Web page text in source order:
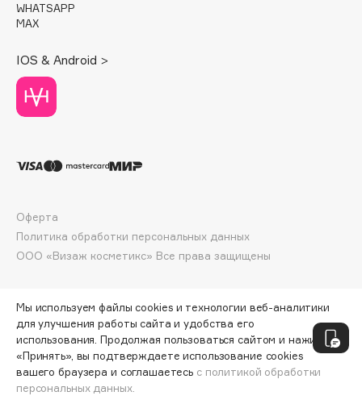
Darphin
Davines
Dior
Divage
Dolomit
Dr. Vranjes Firenze
Dr.Althea
DSD de Luxe
Dyson
ДОБАВИТЬ В КОРЗИНУ
WHATSAPP
MAX
IOS & Android >
ООО «Визаж косметикс» Все права защищены
Оферта
Политика обработки персональных данных
Мы используем файлы cookies и технологии веб-аналитики
для улучшения работы сайта и удобства его
использования. Продолжая пользоваться сайтом и нажимая
«Принять», вы подтверждаете использование cookies
вашего браузера и соглашаетесь с политикой обработки
персональных данных.